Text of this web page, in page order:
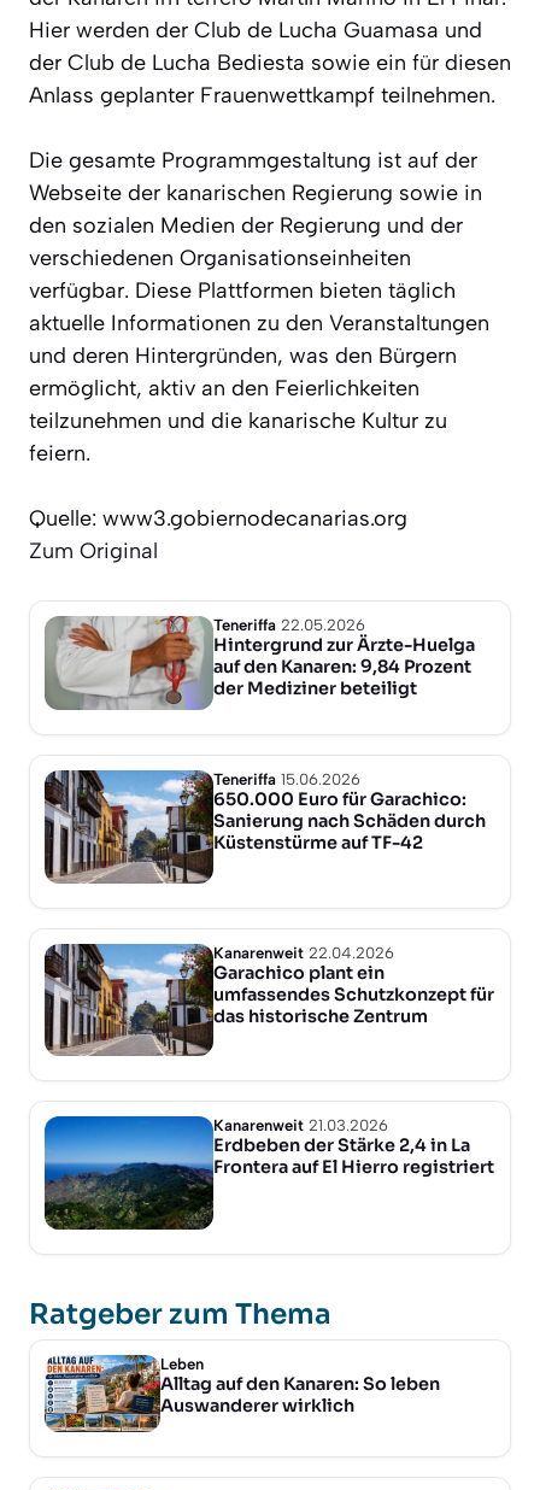
Hier werden der Club de Lucha Guamasa und
der Club de Lucha Bediesta sowie ein für diesen
Anlass geplanter Frauenwettkampf teilnehmen.
Die gesamte Programmgestaltung ist auf der
Webseite der kanarischen Regierung sowie in
den sozialen Medien der Regierung und der
verschiedenen Organisationseinheiten
verfügbar. Diese Plattformen bieten täglich
aktuelle Informationen zu den Veranstaltungen
und deren Hintergründen, was den Bürgern
ermöglicht, aktiv an den Feierlichkeiten
teilzunehmen und die kanarische Kultur zu
feiern.
Quelle: www3.gobiernodecanarias.org
Zum Original
Teneriffa 22.05.2026
Hintergrund zur Ärzte-Huelga
auf den Kanaren: 9,84 Prozent
der Mediziner beteiligt
Teneriffa 15.06.2026
650.000 Euro für Garachico:
Sanierung nach Schäden durch
Küstenstürme auf TF-42
Kanarenweit 22.04.2026
Garachico plant ein
umfassendes Schutzkonzept für
das historische Zentrum
Kanarenweit 21.03.2026
Erdbeben der Stärke 2,4 in La
Frontera auf El Hierro registriert
Ratgeber zum Thema
Leben
Alltag auf den Kanaren: So leben
Auswanderer wirklich